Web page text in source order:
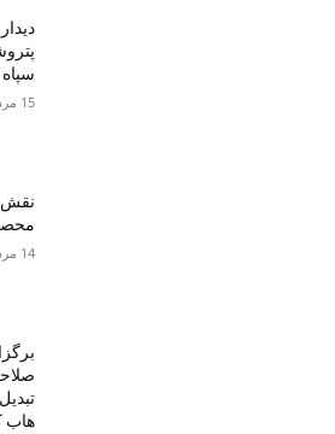
15 مرداد 1405
نقش
14 مرداد 1405
هاب